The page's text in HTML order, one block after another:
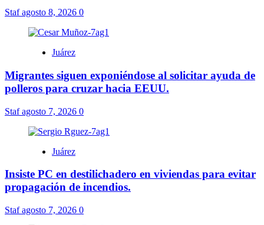
Stafagosto 8, 2026 0
Juárez
Migrantes siguen exponiéndose al solicitar ayuda de
polleros para cruzar hacia EEUU.
Stafagosto 7, 2026 0
Juárez
Insiste PC en destilichadero en viviendas para evitar
propagación de incendios.
Stafagosto 7, 2026 0